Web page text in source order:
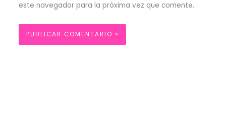
este navegador para la próxima vez que comente.